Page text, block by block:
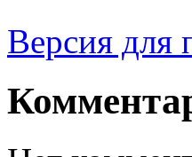
Версия для